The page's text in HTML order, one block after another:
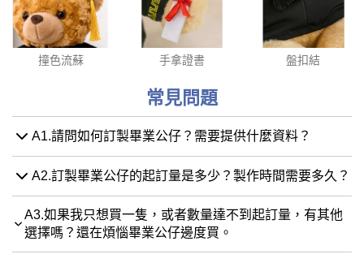
撞色流蘇 手拿證書 盤扣結
常見問題
A1.請問如何訂製畢業公仔？需要提供什麼資料？
A2.訂製畢業公仔的起訂量是多少？製作時間需要多久？
A3.如果我只想買一隻，或者數量達不到起訂量，有其他
選擇嗎？還在煩惱畢業公仔邊度買。